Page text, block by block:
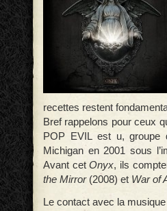
recettes restent
Bref rappelons pour ceux
POP EVIL est u,
Michigan en 2001 sous
Avant cetOnyx, ils
the Mirror(2008) et War of
Le contact avec la